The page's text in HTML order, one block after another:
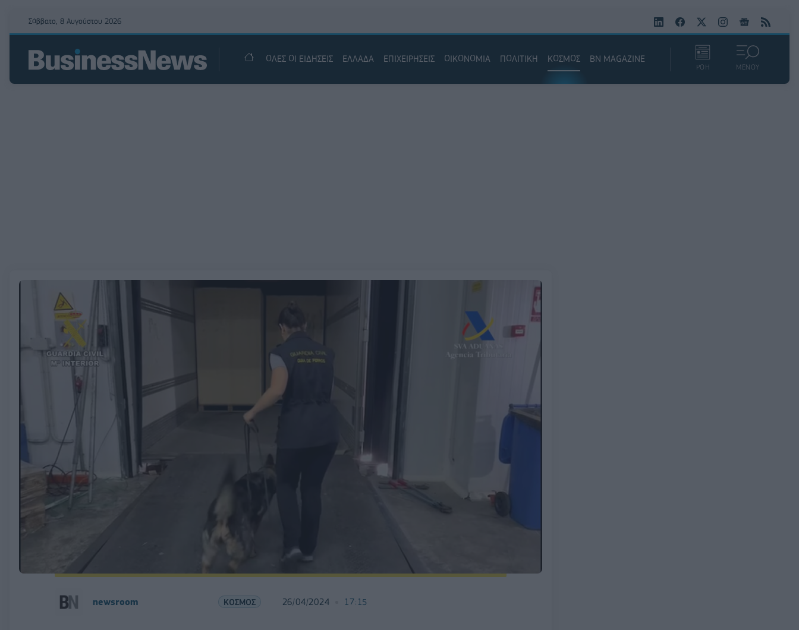
Σάββατο, 8 Αυγούστου 2026
ΟΛΕΣ ΟΙ ΕΙΔΗΣΕΙΣ ΕΛΛΑΔΑ ΕΠΙΧΕΙΡΗΣΕΙΣ ΟΙΚΟΝΟΜΙΑ ΠΟΛΙΤΙΚΗ ΚΟΣΜΟΣ BN MAGAZINE
ΡΟΗ ΜΕΝΟΥ
newsroom ΚΟΣΜΟΣ 26/04/2024 17:15